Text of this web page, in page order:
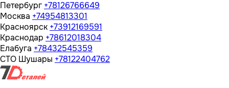
Петербург +78126766649
Москва +74954813301
Красноярск +73912169591
Краснодар +78612018304
Елабуга +78432545359
СТО Шушары +78122404762